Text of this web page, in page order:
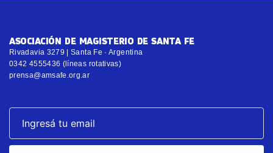
ASOCIACIÓN DE MAGISTERIO DE SANTA FE
Rivadavia 3279 | Santa Fe · Argentina
0342 4555436 (líneas rotativas)
prensa@amsafe.org.ar